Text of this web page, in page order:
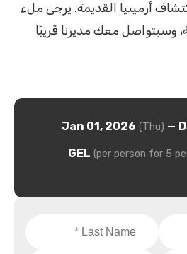
أرمينيا القديمة. يرجى ملء
وسيتواصل معك مديرنا قريبًا
Jan 01, 2026 (Thu) —
(per person for 5